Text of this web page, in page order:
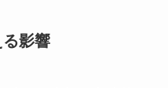
影響